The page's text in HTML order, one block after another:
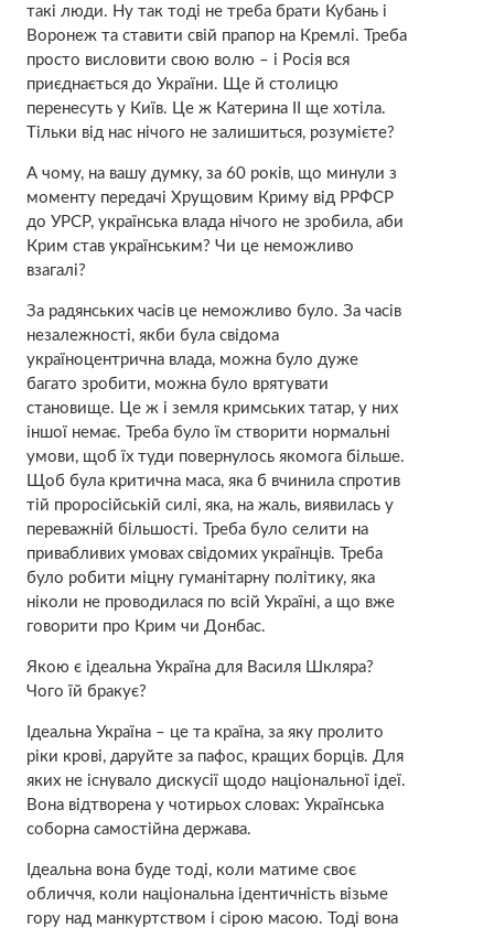
такі люди. Ну так тоді не треба брати Кубань і
Воронеж та ставити свій прапор на Кремлі. Треба
просто висловити свою волю – і Росія вся
приєднається до України. Ще й столицю
перенесуть у Київ. Це ж Катерина ІІ ще хотіла.
Тільки від нас нічого не залишиться, розумієте?
А чому, на вашу думку, за 60 років, що минули з
моменту передачі Хрущовим Криму від РРФСР
до УРСР, українська влада нічого не зробила, аби
Крим став українським? Чи це неможливо
взагалі?
За радянських часів це неможливо було. За часів
незалежності, якби була свідома
україноцентрична влада, можна було дуже
багато зробити, можна було врятувати
становище. Це ж і земля кримських татар, у них
іншої немає. Треба було їм створити нормальні
умови, щоб їх туди повернулось якомога більше.
Щоб була критична маса, яка б вчинила спротив
тій проросійській силі, яка, на жаль, виявилась у
переважній більшості. Треба було селити на
привабливих умовах свідомих українців. Треба
було робити міцну гуманітарну політику, яка
ніколи не проводилася по всій Україні, а що вже
говорити про Крим чи Донбас.
Якою є ідеальна Україна для Василя Шкляра?
Чого їй бракує?
Ідеальна Україна – це та країна, за яку пролито
ріки крові, даруйте за пафос, кращих борців. Для
яких не існувало дискусії щодо національної ідеї.
Вона відтворена у чотирьох словах: Українська
соборна самостійна держава.
Ідеальна вона буде тоді, коли матиме своє
обличчя, коли національна ідентичність візьме
гору над манкуртством і сірою масою. Тоді вона